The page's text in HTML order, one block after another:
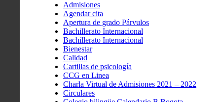
Admisiones
Agendar cita
Apertura de grado Párvulos
Bachillerato Internacional
Bachillerato Internacional
Bienestar
Calidad
Cartillas de psicología
CCG en Linea
Charla Virtual de Admisiones 2021 – 2022
Circulares